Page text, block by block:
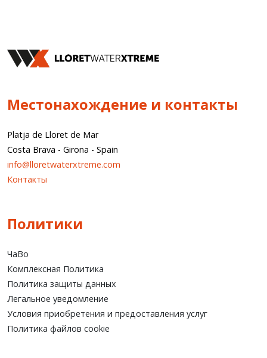
Местонахождение и контакты
Platja de Lloret de Mar
Costa Brava - Girona - Spain
info@lloretwaterxtreme.com
Контакты
Политики
ЧаВо
Комплексная Политика
Политика защиты данных
Легальное уведомление
Условия приобретения и предоставления услуг
Политика файлов cookie